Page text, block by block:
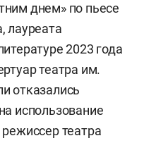
днем» по пьесе
лауреата
2023 года
театра им.
отказались
использование
театра